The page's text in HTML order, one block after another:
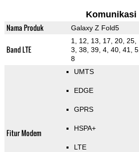
Komunikasi
Nama Produk Galaxy Z Fold5
Band LTE
1, 12, 13, 17, 20, 25,
3, 38, 39, 4, 40, 41, 5,
8
Fitur Modem
UMTS
EDGE
GPRS
HSPA+
LTE